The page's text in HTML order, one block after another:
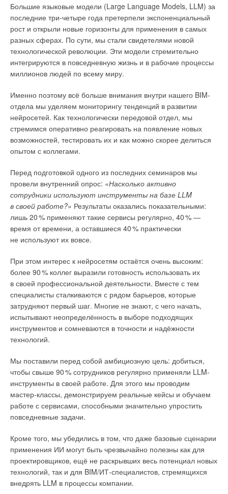
Большие языковые модели (Large Language Models, LLM) за
последние три-четыре года претерпели экспоненциальный
рост и открыли новые горизонты для применения в самых
разных сферах. По сути, мы стали свидетелями новой
технологической революции. Эти модели стремительно
интегрируются в повседневную жизнь и в рабочие процессы
миллионов людей по всему миру.
Именно поэтому всё больше внимания внутри нашего BIM-
отдела мы уделяем мониторингу тенденций в развитии
нейросетей. Как технологически передовой отдел, мы
стремимся оперативно реагировать на появление новых
возможностей, тестировать их и как можно скорее делиться
опытом с коллегами.
Перед подготовкой одного из последних семинаров мы
провели внутренний опрос: «Насколько активно
сотрудники используют инструменты на базе LLM
в своей работе?» Результаты оказались показательными:
лишь 20% применяют такие сервисы регулярно, 40% —
время от времени, а оставшиеся 40% практически
не используют их вовсе.
При этом интерес к нейросетям остаётся очень высоким:
более 90% коллег выразили готовность использовать их
в своей профессиональной деятельности. Вместе с тем
специалисты сталкиваются с рядом барьеров, которые
затрудняют первый шаг. Многие не знают, с чего начать,
испытывают неопределённость в выборе подходящих
инструментов и сомневаются в точности и надёжности
технологий.
Мы поставили перед собой амбициозную цель: добиться,
чтобы свыше 90% сотрудников регулярно применяли LLM-
инструменты в своей работе. Для этого мы проводим
мастер-классы, демонстрируем реальные кейсы и обучаем
работе с сервисами, способными значительно упростить
повседневные задачи.
Кроме того, мы убедились в том, что даже базовые сценарии
применения ИИ могут быть чрезвычайно полезны как для
проектировщиков, ещё не раскрывших весь потенциал новых
технологий, так и для BIM/ИТ-специалистов, стремящихся
внедрять LLM в процессы компании.
География акведуков
Италия
была центром «акведукостроения». В сам
Рим вода поставлялась через 11 акведуков общей длиной
около 350 км. Первый римский акведукAqua Appiaбыл
построен в 312 году до н.э., а последний — Aqua
Alexandrina— в 226 году н.э. Акведуки были символом
величия Римской империи и обеспечивали высокое качество
жизни горожан. Они также способствовали развитию бань,
римские акведуки оказались очень прочными
и долговечными, большинство их использовались до раннего
нового времени, а остатки некоторых всё ещё частично
находятся в действии.
Франция (Галлия) располагала выдающимися акведуками,
включающими знаменитый Пон-дю-Гар в городе Ниме —
Арля, изученный в современном исследовании,
демонстрирует сложную систему водоснабжения,
создаваемую со II века до н.э.
Испаниявключала акведуки в Сеговии, Таррагоне и Мериде.
снабжалась водой Айфельским акведуком —
одним из самых длинных в империи (95 км), который
Северная Африка располагала самым длинным римским
акведуком в Карфагене протяжённостью 141 км. Акведуки
также функционировали в Египте, Ливии и других
африканских провинциях.
Турция (Малая Азия)
Константинополь, Сиде и Аспендос.
Балканы
были оснащены акведуками в Сплите и других
городах.
Ближний Востоквключал акведуки в Сирии, Палестине